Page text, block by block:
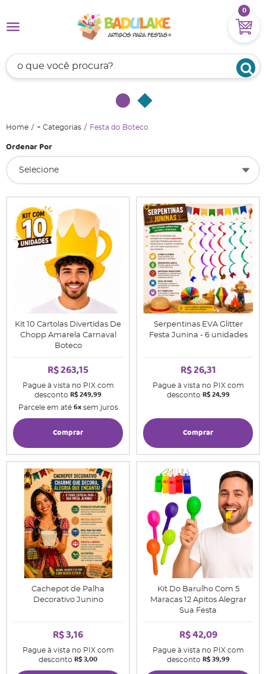
0
Home + Categorias Festa do Boteco
Ordenar Por
Selecione
Kit 10 Cartolas Divertidas De
Chopp Amarela Carnaval
Boteco
R$ 263,15
Pague à vista no PIX com
desconto R$ 249,99
Parcele em até 6xsem juros
Comprar
Serpentinas EVA Glitter
Festa Junina - 6 unidades
R$ 26,31
Pague à vista no PIX com
desconto R$ 24,99
Comprar
Cachepot de Palha
Decorativo Junino
R$ 3,16
Pague à vista no PIX com
desconto R$ 3,00
Kit Do Barulho Com 5
Maracas 12 Apitos Alegrar
Sua Festa
R$ 42,09
Pague à vista no PIX com
desconto R$ 39,99